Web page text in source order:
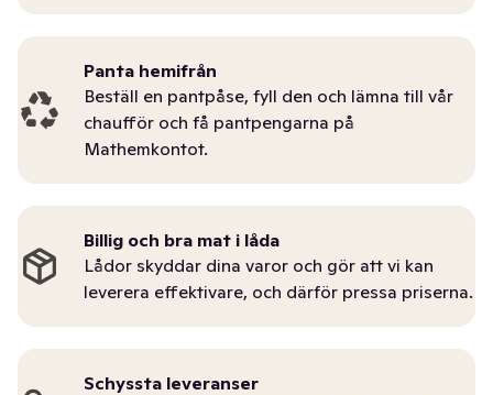
Panta hemifrån
Beställ en pantpåse, fyll den och lämna till vår
chaufför och få pantpengarna på
Mathemkontot.
Billig och bra mat i låda
Lådor skyddar dina varor och gör att vi kan
leverera effektivare, och därför pressa priserna.
Schyssta leveranser